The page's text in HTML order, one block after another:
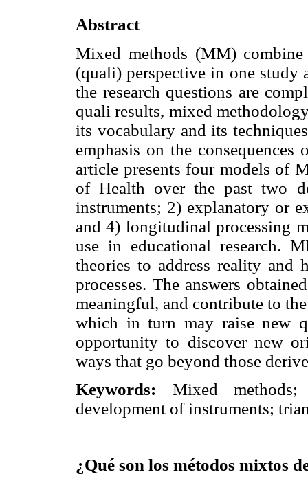
Abstract
Mixed methods (MM)
(quali) perspective in one study
the research questions are
quali results, mixed
its vocabulary and its
emphasis on the
article presents four models of
of Health over the past two
instruments; 2) explanatory or
and 4) longitudinal processing
use in educational research.
theories to address reality and
processes. The answers
meaningful, and contribute to
which in turn may raise new
opportunity to discover new
ways that go beyond those
Keywords: Mixed methods;
development of instruments;
¿Qué son los métodos mixtos